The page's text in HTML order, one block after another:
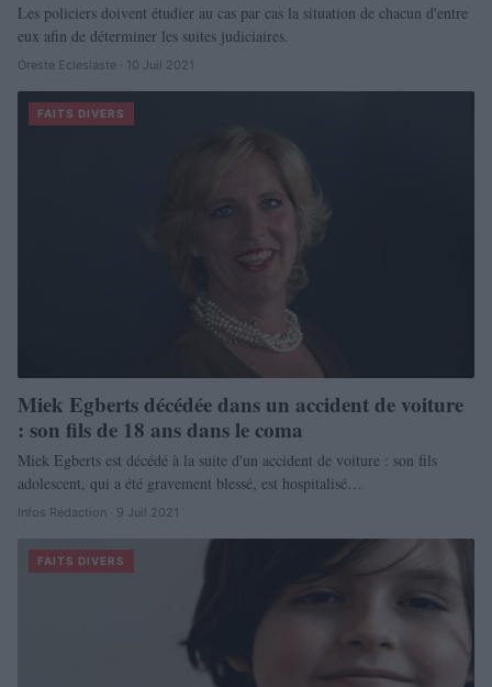
Les policiers doivent étudier au cas par cas la situation de chacun d'entre
eux afin de déterminer les suites judiciaires.
Oreste Eclesiaste · 10 Juil 2021
FAITS DIVERS
Miek Egberts décédée dans un accident de voiture
: son fils de 18 ans dans le coma
Miek Egberts est décédé à la suite d'un accident de voiture : son fils
adolescent, qui a été gravement blessé, est hospitalisé…
Infos Rédaction · 9 Juil 2021
FAITS DIVERS